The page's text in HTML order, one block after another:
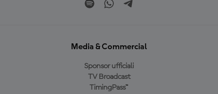
Media & Commercial
Sponsor ufficiali
TV Broadcast
TimingPass™